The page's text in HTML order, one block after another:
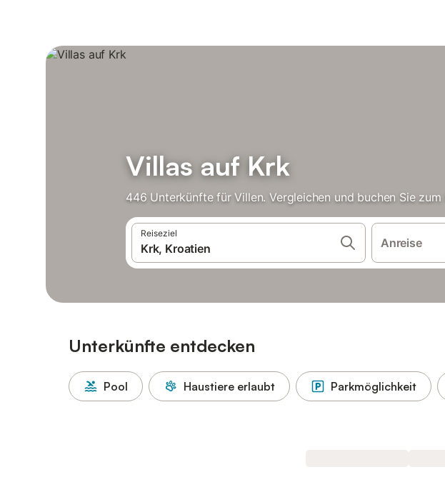
Villas auf Krk
446 Unterkünfte für Villen. Vergleichen und buchen Sie zum
Reiseziel
Anreise
Unterkünfte entdecken
Pool Haustiere erlaubt Parkmöglichkeit